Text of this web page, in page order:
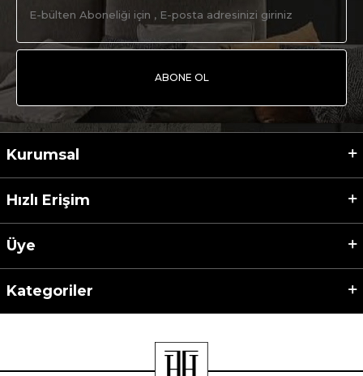
ABONE OL
Kurumsal
Hızlı Erişim
Üye
Kategoriler